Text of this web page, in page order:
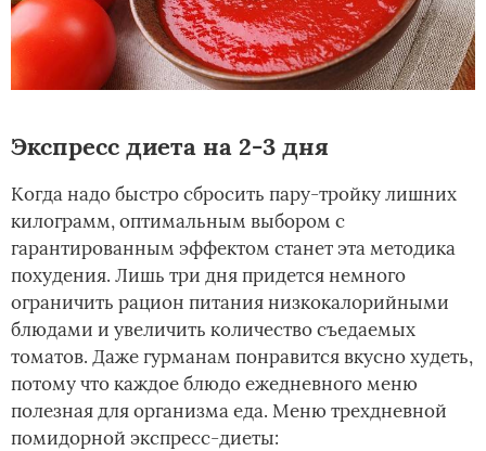
Экспресс диета на 2-3 дня
Когда надо быстро сбросить пару-тройку лишних
килограмм, оптимальным выбором с
гарантированным эффектом станет эта методика
похудения. Лишь три дня придется немного
ограничить рацион питания низкокалорийными
блюдами и увеличить количество съедаемых
томатов. Даже гурманам понравится вкусно худеть,
потому что каждое блюдо ежедневного меню
полезная для организма еда. Меню трехдневной
помидорной экспресс-диеты: